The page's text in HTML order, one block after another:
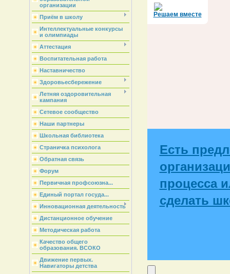
организации
Приём в школу
Интеллектуальные конкурсы
и олимпиады
Аттестация
Воспитательная работа
Наставничество
Здоровьесбережение
Летняя оздоровительная
кампания
Сетевое сообщество
Наши партнеры
Школьная библиотека
Страничка психолога
Обратная связь
Форум
Первичная профсоюзна...
Единый портал госуда...
Инновационная деятельность
Дистанционное обучение
Методическая работа
Качество общего
образования. ВСОКО
Движение первых.
Навигаторы детства
Решаем вместе
Есть
процесса
сделать